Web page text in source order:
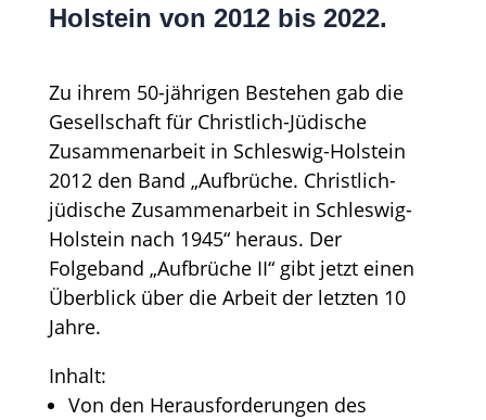
Holstein von 2012 bis 2022.
Zu ihrem 50-jährigen Bestehen gab die
Gesellschaft für Christlich-Jüdische
Zusammenarbeit in Schleswig-Holstein
2012 den Band „Aufbrüche. Christlich-
jüdische Zusammenarbeit in Schleswig-
Holstein nach 1945“ heraus. Der
Folgeband „Aufbrüche II“ gibt jetzt einen
Überblick über die Arbeit der letzten 10
Jahre.
Inhalt:
Von den Herausforderungen des